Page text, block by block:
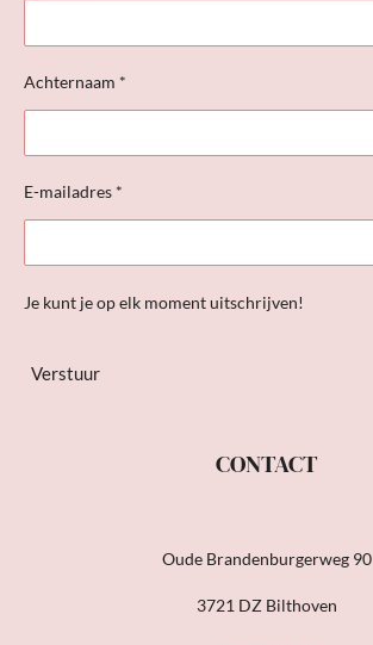
Achternaam *
E-mailadres *
Je kunt je op elk moment uitschrijven!
Verstuur
CONTACT
Oude Brandenburgerweg 90
3721 DZ Bilthoven